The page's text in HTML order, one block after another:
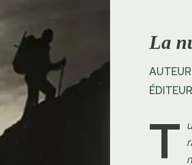
La
T